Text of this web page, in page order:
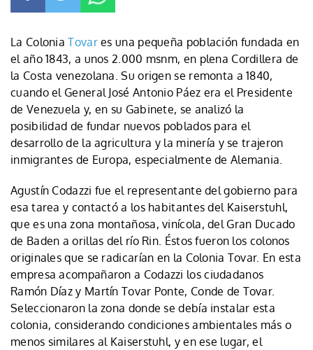
La ColoniaTovares una pequeña población fundada en
el año 1843, a unos 2.000 msnm, en plena Cordillera de
la Costa venezolana. Su origen se remonta a 1840,
cuando el General José Antonio Páez era el Presidente
de Venezuela y, en su Gabinete, se analizó la
posibilidad de fundar nuevos poblados para el
desarrollo de la agricultura y la minería y se trajeron
inmigrantes de Europa, especialmente de Alemania.
Agustín Codazzi fue el representante del gobierno para
esa tarea y contactó a los habitantes del Kaiserstuhl,
que es una zona montañosa, vinícola, del Gran Ducado
de Baden a orillas del río Rin. Éstos fueron los colonos
originales que se radicarían en la Colonia Tovar. En esta
empresa acompañaron a Codazzi los ciudadanos
Ramón Díaz y Martín Tovar Ponte, Conde de Tovar.
Seleccionaron la zona donde se debía instalar esta
colonia, considerando condiciones ambientales más o
menos similares al Kaiserstuhl, y en ese lugar, el